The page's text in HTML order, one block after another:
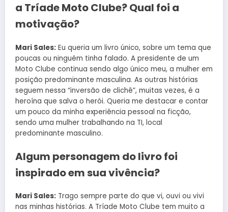
a Tríade Moto Clube? Qual foi a
motivação?
Mari Sales: Eu queria um livro único, sobre um tema que
poucas ou ninguém tinha falado. A presidente de um
Moto Clube continua sendo algo único meu, a mulher em
posição predominante masculina. As outras histórias
seguem nessa “inversão de clichê”, muitas vezes, é a
heroína que salva o herói. Queria me destacar e contar
um pouco da minha experiência pessoal na ficção,
sendo uma mulher trabalhando na TI, local
predominante masculino.
Algum personagem do livro foi
inspirado em sua vivência?
Mari Sales: Trago sempre parte do que vi, ouvi ou vivi
nas minhas histórias. A Tríade Moto Clube tem muito a